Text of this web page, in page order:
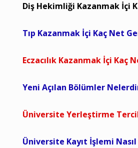
Diş Hekimliği Kazanmak İçi
Tıp Kazanmak İçi Kaç Net
Eczacılık Kazanmak İçi Kaç
Yeni Açılan Bölümler
Üniversite Yerleştirme
Üniversite Kayıt İşlemi Nasıl